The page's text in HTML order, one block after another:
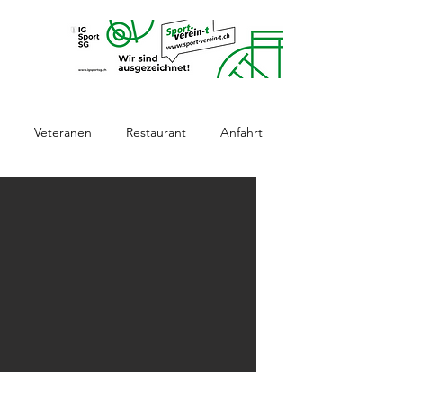
Veteranen Restaurant Anfahrt